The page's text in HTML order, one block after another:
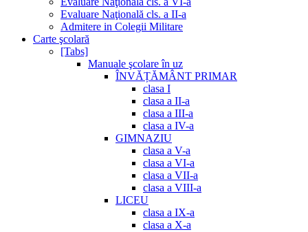
Evaluare Naţională cls. a II-a
Admitere in Colegii Militare
Carte şcolară
[Tabs]
Manuale şcolare în uz
ÎNVĂȚĂMÂNT PRIMAR
clasa I
clasa a II-a
clasa a III-a
clasa a IV-a
GIMNAZIU
clasa a V-a
clasa a VI-a
clasa a VII-a
clasa a VIII-a
LICEU
clasa a IX-a
clasa a X-a